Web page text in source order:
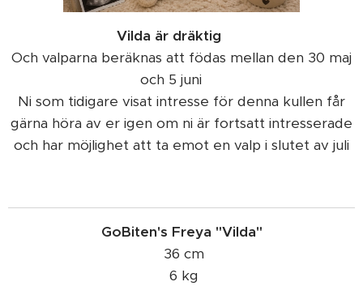
Vilda är dräktig ❤️
Och valparna beräknas att födas mellan den 30 maj
och 5 juni 🙏
Ni som tidigare visat intresse för denna kullen får
gärna höra av er igen om ni är fortsatt intresserade
och har möjlighet att ta emot en valp i slutet av juli
GoBiten's Freya "Vilda"
36 cm
6 kg